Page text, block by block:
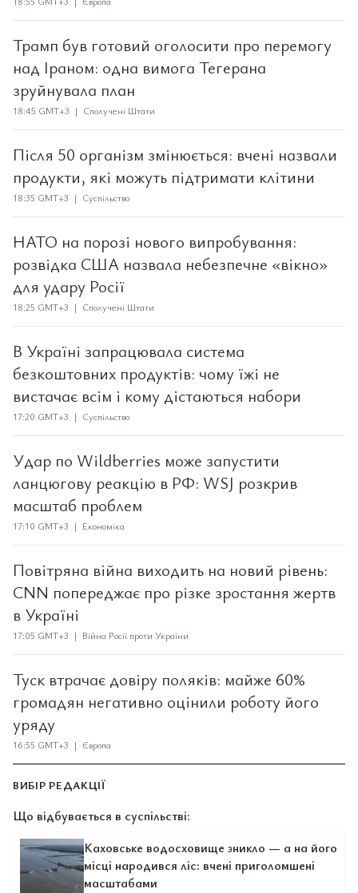
Трамп був готовий оголосити про перемогу
над Іраном: одна вимога Тегерана
зруйнувала план
18:45 GMT+3 | Сполучені Штати
Після 50 організм змінюється: вчені назвали
продукти, які можуть підтримати клітини
18:35 GMT+3 | Суспільство
НАТО на порозі нового випробування:
розвідка США назвала небезпечне «вікно»
для удару Росії
18:25 GMT+3 | Сполучені Штати
В Україні запрацювала система
безкоштовних продуктів: чому їжі не
вистачає всім і кому дістаються набори
17:20 GMT+3 | Суспільство
Удар по Wildberries може запустити
ланцюгову реакцію в РФ: WSJ розкрив
масштаб проблем
17:10 GMT+3 | Економіка
Повітряна війна виходить на новий рівень:
CNN попереджає про різке зростання жертв
в Україні
17:05 GMT+3 | Війна Росії проти України
Туск втрачає довіру поляків: майже 60%
громадян негативно оцінили роботу його
уряду
16:55 GMT+3 | Європа
ВИБІР РЕДАКЦІЇ
Що відбувається в суспільстві:
Каховське водосховище зникло — а на його
місці народився ліс: вчені приголомшені
масштабами